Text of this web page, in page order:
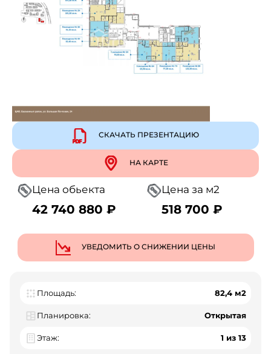
СКАЧАТЬ ПРЕЗЕНТАЦИЮ
НА КАРТЕ
Цена обьекта
42 740 880 ₽
Цена за м2
518 700 ₽
УВЕДОМИТЬ О СНИЖЕНИИ ЦЕНЫ
Площадь: 82,4 м2
Планировка: Открытая
Этаж: 1 из 13